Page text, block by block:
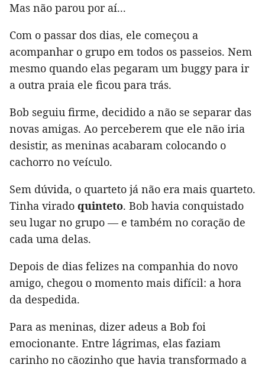
Mas não parou por aí...
Com o passar dos dias, ele começou a
acompanhar o grupo em todos os passeios. Nem
mesmo quando elas pegaram um buggy para ir
a outra praia ele ficou para trás.
Bob seguiu firme, decidido a não se separar das
novas amigas. Ao perceberem que ele não iria
desistir, as meninas acabaram colocando o
cachorro no veículo.
Sem dúvida, o quarteto já não era mais quarteto.
Tinha virado quinteto. Bob havia conquistado
seu lugar no grupo — e também no coração de
cada uma delas.
Depois de dias felizes na companhia do novo
amigo, chegou o momento mais difícil: a hora
da despedida.
Para as meninas, dizer adeus a Bob foi
emocionante. Entre lágrimas, elas faziam
carinho no cãozinho que havia transformado a